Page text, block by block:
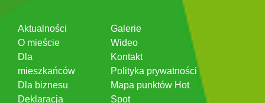
Aktualności
O mieście
Dla
mieszkańców
Dla biznesu
Deklaracja
Galerie
Wideo
Kontakt
Polityka prywatności
Mapa punktów Hot
Spot